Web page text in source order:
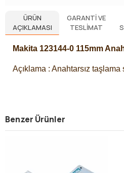
ÜRÜN
AÇIKLAMASI
GARANTI VE
TESLIMAT
Makita 123144-0 115mm
Açıklama : Anahtarsız taşlama
Benzer Ürünler